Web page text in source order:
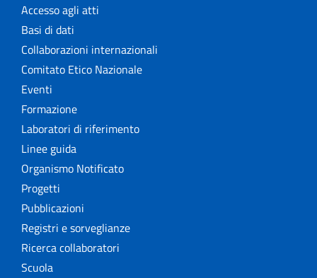
Accesso agli atti
Basi di dati
Collaborazioni internazionali
Comitato Etico Nazionale
Eventi
Formazione
Laboratori di riferimento
Linee guida
Organismo Notificato
Progetti
Pubblicazioni
Registri e sorveglianze
Ricerca collaboratori
Scuola